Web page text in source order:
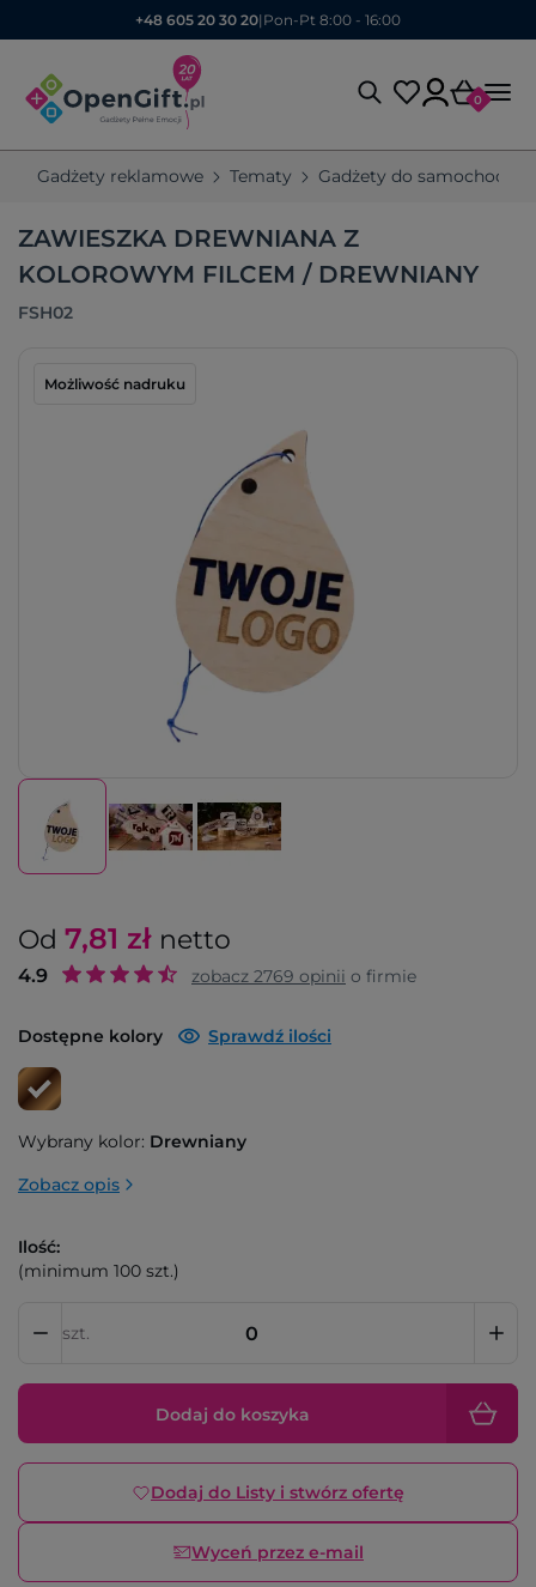
+48 605 20 30 20| Pon-Pt 8:00 - 16:00
0
Gadżety reklamowe Tematy Gadżety do samochodu
ZAWIESZKA DREWNIANA Z
KOLOROWYM FILCEM / DREWNIANY
FSH02
Możliwość nadruku
Od 7,81 zł netto
4.9 zobacz 2769 opinii o firmie
Dostępne kolory Sprawdź ilości
Wybrany kolor: Drewniany
Zobacz opis
Ilość:
(minimum 100 szt.)
szt.
Dodaj do koszyka
Dodaj do Listy i stwórz ofertę
Wyceń przez e-mail